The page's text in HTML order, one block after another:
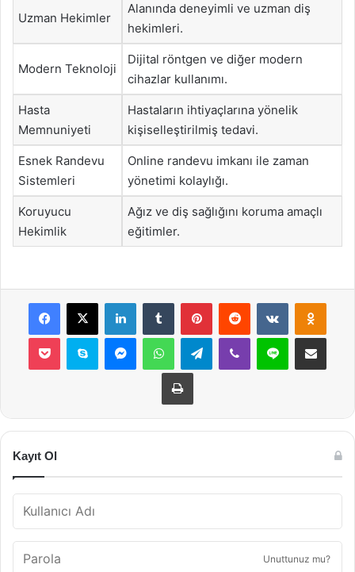
Uzman Hekimler
Alanında deneyimli ve uzman diş
hekimleri.
Modern Teknoloji
Dijital röntgen ve diğer modern
cihazlar kullanımı.
Hasta
Memnuniyeti
Hastaların ihtiyaçlarına yönelik
kişiselleştirilmiş tedavi.
Esnek Randevu
Sistemleri
Online randevu imkanı ile zaman
yönetimi kolaylığı.
Koruyucu
Hekimlik
Ağız ve diş sağlığını koruma amaçlı
eğitimler.
Facebook
X LinkedInTumblr PinterestReddit VKontakte
Pocket Skype MessengerWhatsAppTelegramViber Line E-Posta ile
Yazdır
Kayıt Ol
Unuttunuz mu?